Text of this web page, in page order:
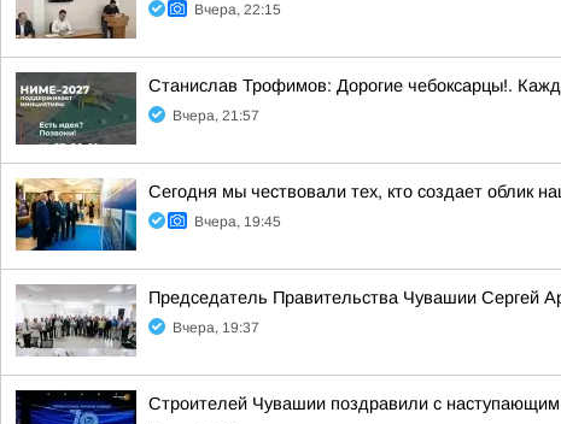
Вчера, 22:15
Станислав Трофимов: Дорогие чебоксарцы!.
Вчера, 21:57
Сегодня мы чествовали тех, кто создает облик
Вчера, 19:45
Председатель Правительства Чувашии Сергей
Вчера, 19:37
Строителей Чувашии поздравили с